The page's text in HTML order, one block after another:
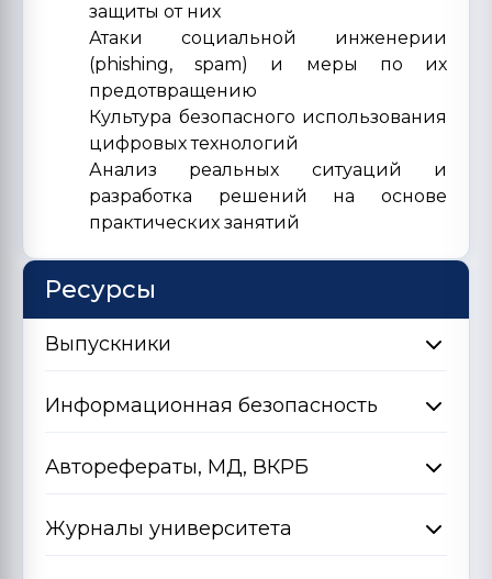
защиты от них
Атаки социальной инженерии
(phishing, spam) и меры по их
предотвращению
Культура безопасного использования
цифровых технологий
Анализ реальных ситуаций и
разработка решений на основе
практических занятий
Ресурсы
Выпускники
Информационная безопасность
Авторефераты, МД, ВКРБ
Журналы университета